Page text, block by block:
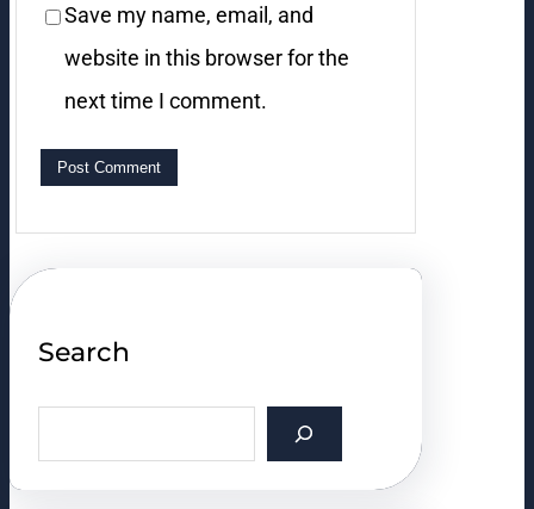
Save my name, email, and
website in this browser for the
next time I comment.
Search